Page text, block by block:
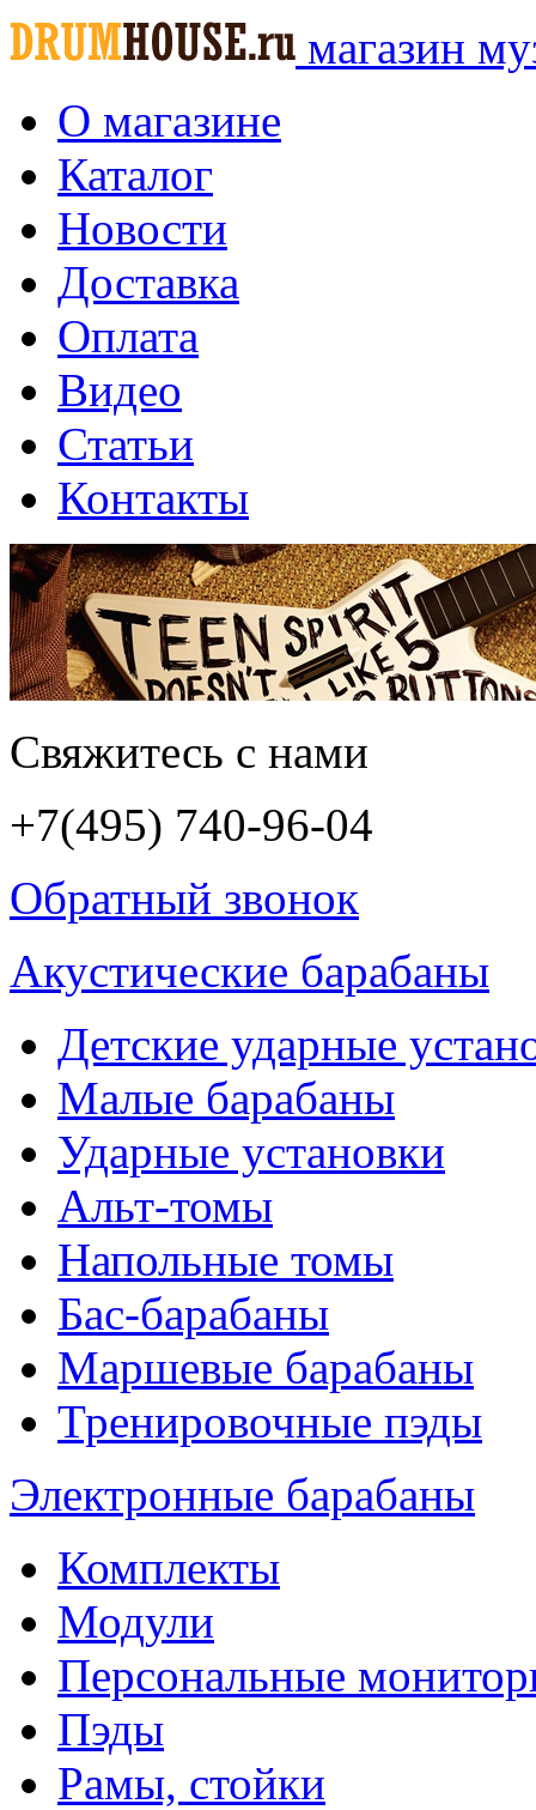
магазин
О магазине
Каталог
Новости
Доставка
Оплата
Видео
Статьи
Контакты
Свяжитесь с нами
+7(495) 740-96-04
Обратный звонок
Акустические барабаны
Детские ударные
Малые барабаны
Ударные установки
Альт-томы
Напольные томы
Бас-барабаны
Маршевые барабаны
Тренировочные пэды
Электронные барабаны
Комплекты
Модули
Персональные
Пэды
Рамы, стойки